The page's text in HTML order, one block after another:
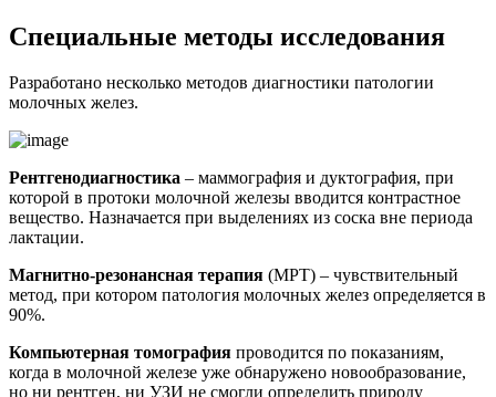
Специальные методы исследования
Разработано несколько методов диагностики патологии
молочных желез.
Рентгенодиагностика – маммография и дуктография, при
которой в протоки молочной железы вводится контрастное
вещество. Назначается при выделениях из соска вне периода
лактации.
Магнитно-резонансная терапия (МРТ) – чувствительный
метод, при котором патология молочных желез определяется в
90%.
Компьютерная томография проводится по показаниям,
когда в молочной железе уже обнаружено новообразование,
но ни рентген, ни УЗИ не смогли определить природу